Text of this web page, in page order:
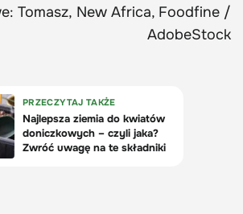
Tomasz, New Africa, Foodfine /
AdobeStock